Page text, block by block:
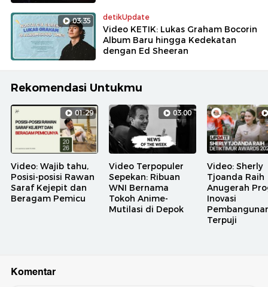
03:35 detikUpdate
Video KETIK: Lukas Graham Bocorin
Album Baru hingga Kedekatan
dengan Ed Sheeran
Rekomendasi Untukmu
01:29
Video: Wajib tahu,
Posisi-posisi Rawan
Saraf Kejepit dan
Beragam Pemicu
03:00
Video Terpopuler
Sepekan: Ribuan
WNI Bernama
Tokoh Anime-
Mutilasi di Depok
Video: Sherly
Tjoanda Raih
Anugerah
Inovasi
Terpuji